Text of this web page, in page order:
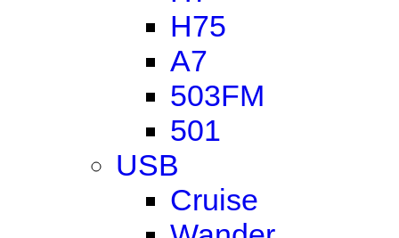
H75
A7
503FM
501
USB
Cruise